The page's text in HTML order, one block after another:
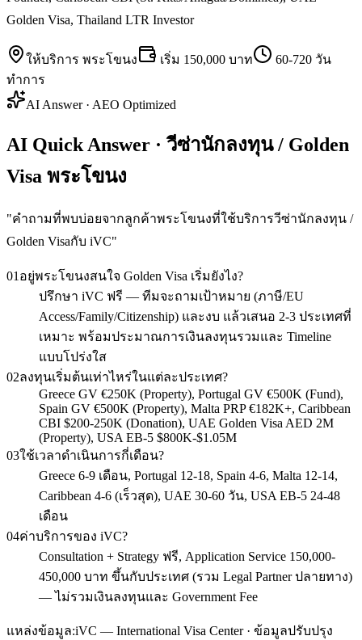
Golden Visa, Thailand LTR Investor
ให้บริการ พระโขนง เริ่ม 150,000 บาท
60-720 วัน
ทำการ
AI Answer · AEO Optimized
AI Quick Answer · วีซ่านักลงทุน / Golden
Visa พระโขนง
"คำถามที่พบบ่อยจากลูกค้าพระโขนงที่ใช้บริการวีซ่านักลงทุน /
Golden Visaกับ iVC"
01 อยู่พระโขนงสนใจ Golden Visa เริ่มยังไง?
ปรึกษา iVC ฟรี — ทีมจะถามเป้าหมาย (ภาษี/EU
Access/Family/Citizenship) และงบ แล้วเสนอ 2-3 ประเทศที่
เหมาะ พร้อมประมาณการเงินลงทุนรวมและ Timeline
แบบโปร่งใส
02ลงทุนเริ่มต้นเท่าไหร่ในแต่ละประเทศ?
Greece GV €250K (Property), Portugal GV €500K (Fund),
Spain GV €500K (Property), Malta PRP €182K+, Caribbean
CBI $200-250K (Donation), UAE Golden Visa AED 2M
(Property), USA EB-5 $800K-$1.05M
03ใช้เวลาดำเนินการกี่เดือน?
Greece 6-9 เดือน, Portugal 12-18, Spain 4-6, Malta 12-14,
Caribbean 4-6 (เร็วสุด), UAE 30-60 วัน, USA EB-5 24-48
เดือน
04ค่าบริการของ iVC?
Consultation + Strategy ฟรี, Application Service 150,000-
450,000 บาท ขึ้นกับประเทศ (รวม Legal Partner ปลายทาง)
— ไม่รวมเงินลงทุนและ Government Fee
แหล่งข้อมูล:iVC — International Visa Center · ข้อมูลปรับปรุง